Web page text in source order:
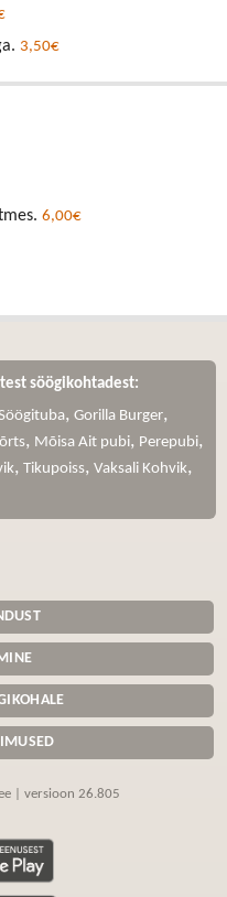
3,50€
6,00€
söögikohtadest:
, Gorilla Burger,
, Mõisa Ait pubi, Perepubi,
, Tikupoiss, Vaksali Kohvik,
| versioon 26.805